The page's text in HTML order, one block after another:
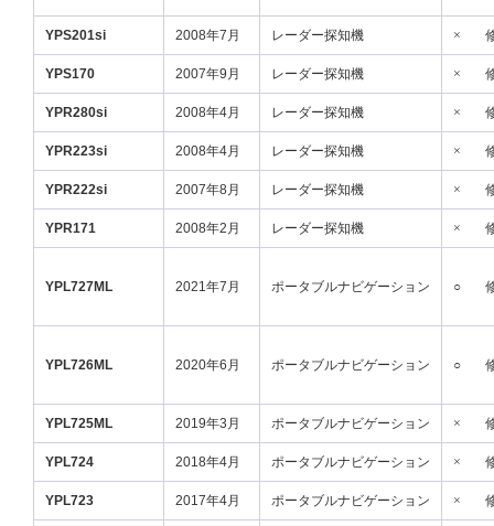
YPS201si 2008年7月 レーダー探知機 ×
YPS170 2007年9月 レーダー探知機 ×
YPR280si 2008年4月 レーダー探知機 ×
YPR223si 2008年4月 レーダー探知機 ×
YPR222si 2007年8月 レーダー探知機 ×
YPR171 2008年2月 レーダー探知機 ×
YPL727ML 2021年7月 ポータブルナビゲーション ○
YPL726ML 2020年6月 ポータブルナビゲーション ○
YPL725ML 2019年3月 ポータブルナビゲーション ×
YPL724 2018年4月 ポータブルナビゲーション ×
YPL723 2017年4月 ポータブルナビゲーション ×